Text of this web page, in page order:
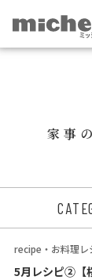
家事
recipe・お料理レ
5月レシピ②【